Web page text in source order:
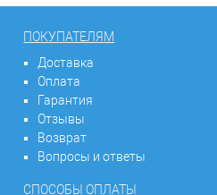
ПОКУПАТЕЛЯМ
Доставка
Оплата
Гарантия
Отзывы
Возврат
Вопросы и ответы
СПОСОБЫ ОПЛАТЫ